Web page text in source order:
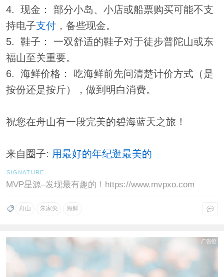
4. 现金： 部分小岛、小店或船票购买可能不支
持电子支付，备些现金。
5. 鞋子： 一双舒适的鞋子对于徒步普陀山或东
福山至关重要。
6. 海鲜价格： 吃海鲜前先问清楚计价方式（是
按份还是按斤），做到明白消费。
祝您在舟山有一段完美的碧海蓝天之旅！
来自圈子: 用最好的年纪逛最美的
MVP星源–发现最有趣的！https://www.mvpxo.com
舟山 朱家尖 海鲜